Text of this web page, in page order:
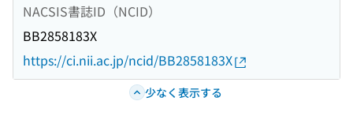
NACSIS書誌ID（NCID）
BB2858183X
https://ci.nii.ac.jp/ncid/BB2858183X
少なく表示する